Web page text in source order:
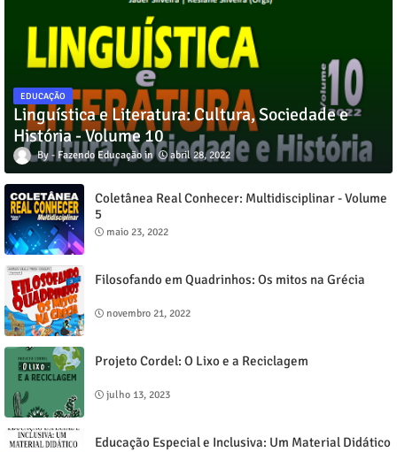
EDUCAÇÃO
Linguística e Literatura: Cultura, Sociedade e
História - Volume 10
Fazendo Educação abril 28, 2022
Coletânea Real Conhecer: Multidisciplinar - Volume
5
maio 23, 2022
Filosofando em Quadrinhos: Os mitos na Grécia
novembro 21, 2022
Projeto Cordel: O Lixo e a Reciclagem
julho 13, 2023
Educação Especial e Inclusiva: Um Material Didático